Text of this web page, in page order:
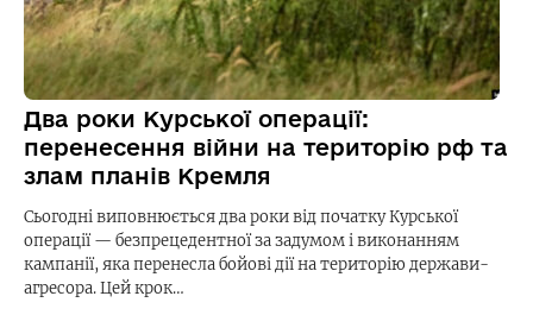
Два роки Курської операції:
перенесення війни на територію рф та
злам планів Кремля
Сьогодні виповнюється два роки від початку Курської
операції — безпрецедентної за задумом і виконанням
кампанії, яка перенесла бойові дії на територію держави-
агресора. Цей крок…